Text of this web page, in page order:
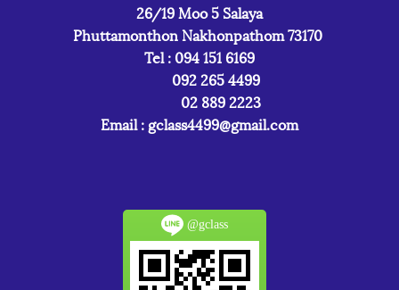
26/19 Moo 5 Salaya
Phuttamonthon Nakhonpathom 73170
Tel : 094 151 6169
092 265 4499
02 889 2223
Email : gclass4499@gmail.com
@gclass